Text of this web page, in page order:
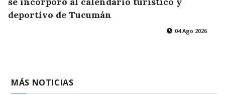
deportivo de Tucumán
04 Ago 2026
MÁS NOTICIAS